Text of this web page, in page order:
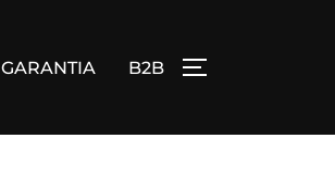
GARANTIA B2B ALTERNAR